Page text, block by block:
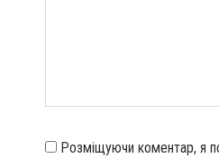
Розміщуючи коментар, я